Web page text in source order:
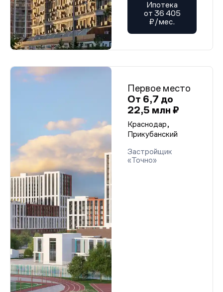
Ипотека
от 36 405
₽/мес.
Первое место
От 6,7 до
22,5 млн ₽
Краснодар,
Прикубанский
Застройщик
«Точно»